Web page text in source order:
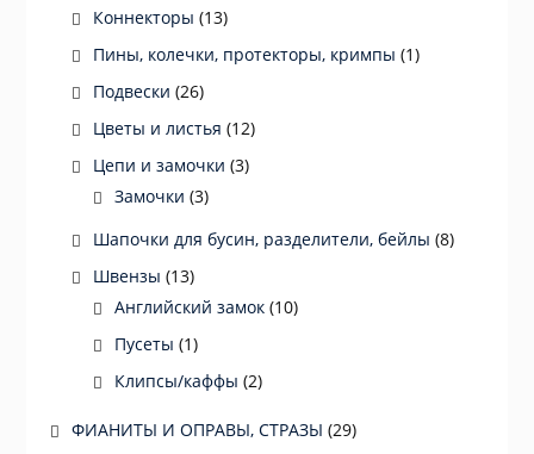
Коннекторы (13)
Пины, колечки, протекторы, кримпы (1)
Подвески (26)
Цветы и листья (12)
Цепи и замочки (3)
Замочки (3)
Шапочки для бусин, разделители, бейлы (8)
Швензы (13)
Английский замок (10)
Пусеты (1)
Клипсы/каффы (2)
ФИАНИТЫ И ОПРАВЫ, СТРАЗЫ (29)